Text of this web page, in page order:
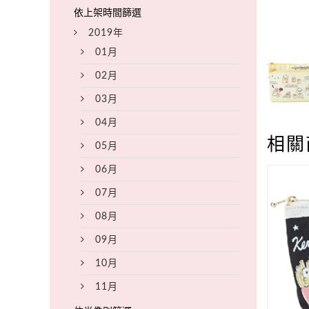
相
2019年
01月
02月
03月
04月
05月
06月
07月
08月
09月
10月
11月